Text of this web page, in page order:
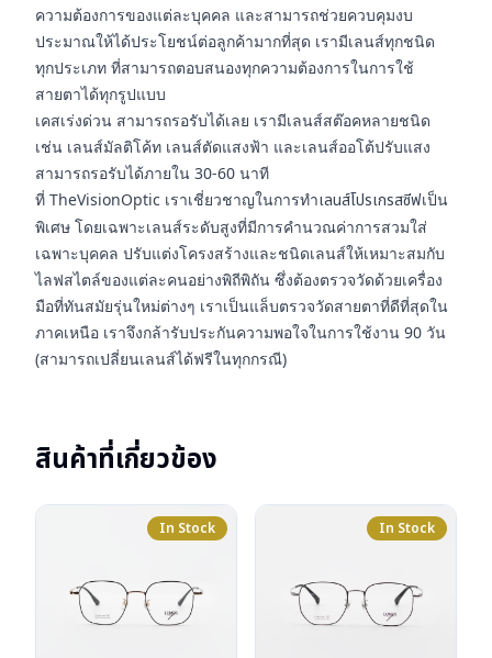
ความต้องการของแต่ละบุคคล และสามารถช่วยควบคุมงบ
ประมาณให้ได้ประโยชน์ต่อลูกค้ามากที่สุด เรามีเลนส์ทุกชนิด
ทุกประเภท ที่สามารถตอบสนองทุกความต้องการในการใช้
สายตาได้ทุกรูปแบบ
เคสเร่งด่วน สามารถรอรับได้เลย เรามีเลนส์สต๊อคหลายชนิด
เช่น เลนส์มัลติโค้ท เลนส์ตัดแสงฟ้า และเลนส์ออโต้ปรับแสง
สามารถรอรับได้ภายใน 30-60 นาที
ที่ TheVisionOptic เราเชี่ยวชาญในการทำเลนส์โปรเกรสซีฟเป็น
พิเศษ โดยเฉพาะเลนส์ระดับสูงที่มีการคำนวณค่าการสวมใส่
เฉพาะบุคคล ปรับแต่งโครงสร้างและชนิดเลนส์ให้เหมาะสมกับ
ไลฟสไตล์ของแต่ละคนอย่างพิถีพิถัน ซึ่งต้องตรวจวัดด้วยเครื่อง
มือที่ทันสมัยรุ่นใหม่ต่างๆ เราเป็นแล็บตรวจวัดสายตาที่ดีที่สุดใน
ภาคเหนือ เราจึงกล้ารับประกันความพอใจในการใช้งาน 90 วัน
(สามารถเปลี่ยนเลนส์ได้ฟรีในทุกกรณี)
สินค้าที่เกี่ยวข้อง
In Stock In Stock